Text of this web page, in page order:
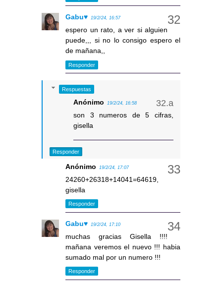
Gabu♥ 19/2/24, 16:57
espero un rato, a ver si alguien
puede,,, si no lo consigo espero el
de mañana,,
Responder
Respuestas
Anónimo 19/2/24, 16:58
son 3 numeros de 5 cifras,
gisella
Responder
Anónimo 19/2/24, 17:07
24260+26318+14041=64619,
gisella
Responder
Gabu♥ 19/2/24, 17:10
muchas gracias Gisella !!!!
mañana veremos el nuevo !!! habia
sumado mal por un numero !!!
Responder